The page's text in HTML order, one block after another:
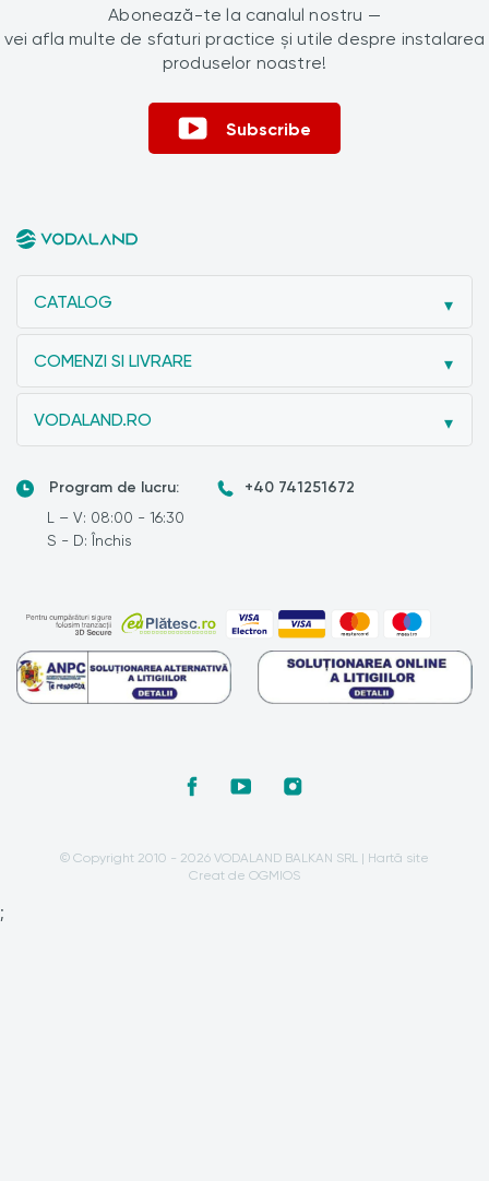
Abonează-te la canalul nostru —
vei afla multe de sfaturi practice și utile despre instalarea
produselor noastre!
Subscribe
CATALOG
COMENZI SI LIVRARE
VODALAND.RO
Program de lucru:
L – V: 08:00 - 16:30
S - D: Închis
+40 741251672
© Copyright 2010 - 2026 VODALAND BALKAN SRL | Hartă site
Creat de OGMIOS
;